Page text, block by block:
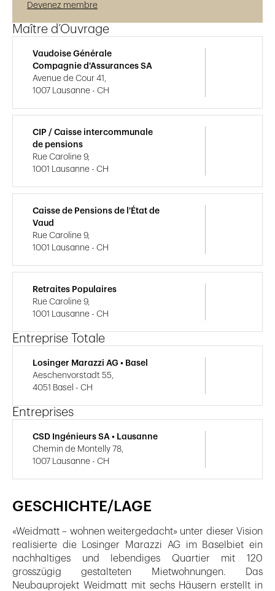
GESCHICHTE/LAGE
«Weidmatt – wohnen weitergedacht» unter dieser Vision
realisierte die Losinger Marazzi AG im Baselbiet ein
nachhaltiges und lebendiges Quartier mit 120
grosszügig gestalteten Mietwohnungen. Das
Neubauprojekt Weidmatt mit sechs Häusern erstellt in
Devenez membre
Maître d’Ouvrage
Vaudoise Générale
Compagnie d'Assurances SA
Avenue de Cour 41,
1007 Lausanne - CH
CIP / Caisse intercommunale
de pensions
Rue Caroline 9,
1001 Lausanne - CH
Caisse de Pensions de l'État de
Vaud
Rue Caroline 9,
1001 Lausanne - CH
Retraites Populaires
Rue Caroline 9,
1001 Lausanne - CH
Entreprise Totale
Losinger Marazzi AG • Basel
Aeschenvorstadt 55,
4051 Basel - CH
Entreprises
CSD Ingénieurs SA • Lausanne
Chemin de Montelly 78,
1007 Lausanne - CH